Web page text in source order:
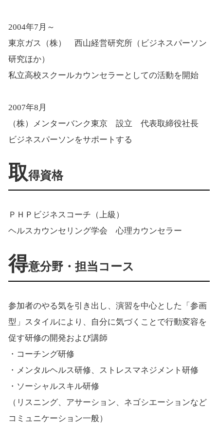
2004年7月～
東京ガス（株） 西山経営研究所（ビジネスパーソン
研究ほか）
私立高校スクールカウンセラーとしての活動を開始
2007年8月
（株）メンターバンク東京 設立 代表取締役社長
ビジネスパーソンをサポートする
取得資格
ＰＨＰビジネスコーチ（上級）
ヘルスカウンセリング学会 心理カウンセラー
得意分野・担当コース
参加者のやる気を引き出し、演習を中心とした「参画
型」スタイルにより、自分に気づくことで行動変容を
促す研修の開発および講師
・コーチング研修
・メンタルヘルス研修、ストレスマネジメント研修
・ソーシャルスキル研修
（リスニング、アサーション、ネゴシエーションなど
コミュニケーション一般）